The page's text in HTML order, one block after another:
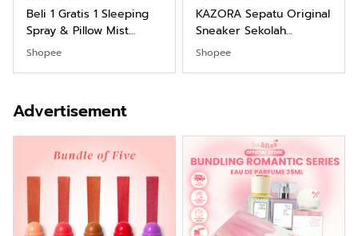
Beli 1 Gratis 1 Sleeping
Spray & Pillow Mist
Aromatherapy Lavender
By ODY.CO 60ml
Pengharum Serbaguna
Shopee
KAZORA Sepatu Original
Sneaker Sekolah
Olahraga Sport Running
Phylon Empuk Dan
Outdoor Laki laki Dan
Perempuan
Shopee
Advertisement